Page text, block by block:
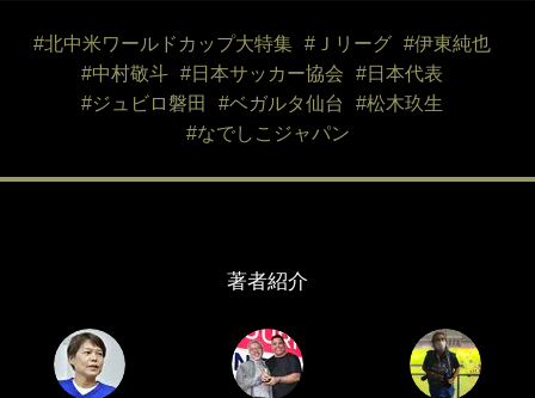
#北中米ワールドカップ大特集 #Ｊリーグ
#伊東純也
#中村敬斗
#日本サッカー協会
#日本代表
#ジュビロ磐田
#ベガルタ仙台
#松木玖生
#なでしこジャパン
著者紹介